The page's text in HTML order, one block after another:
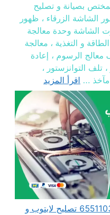
بصيانة و تصليح
الشاشة الزرقاء ، ظهور
الشاشة وحدة معالجة
و التغذية ، معالجة
معالج الرسوم ، إعادة
التوانزستور ،
... اقرأ المزيد
مهندس كمبيوتر الضباعية 65511033 تصليح لابتوب و